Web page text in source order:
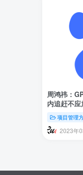
周鸿祎：
内追赶不
项目管理
2023年